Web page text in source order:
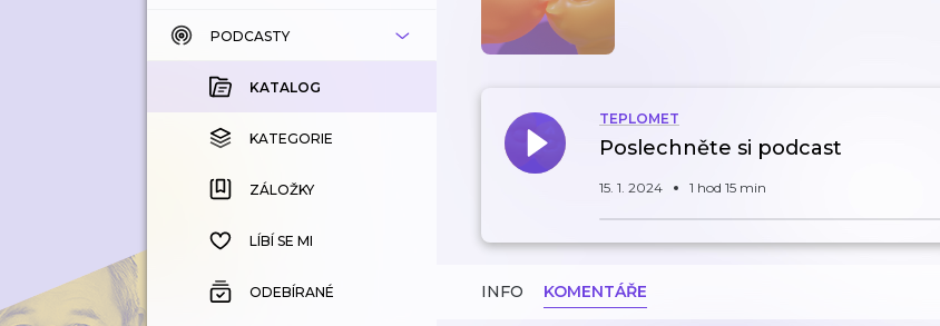
KATALOG
KOUPENÉ
KATEGORIE
ZÁLOŽKY
HISTORIE
PODCASTY
KATALOG
KATEGORIE
ZÁLOŽKY
LÍBÍ SE MI
ODEBÍRANÉ
TEPLOMET
Poslechněte si podcast
15. 1. 2024 1 hod 15 min
INFO KOMENTÁŘE